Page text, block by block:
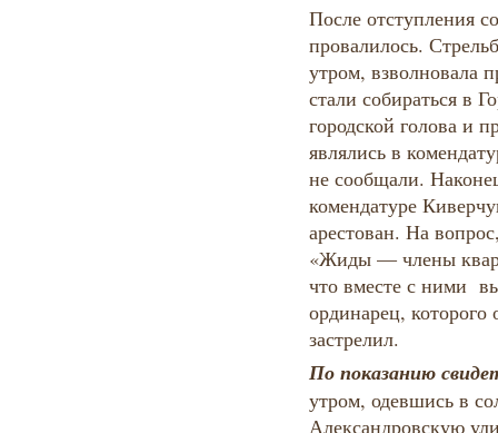
После отступления
провалилось.
утром, взволновала
стали собираться в
городской голова и
являлись в
не сообщали.
комендатуре
арестован. На
«Жиды — члены
что вместе с ними
ординарец, которого
застрелил.
По показанию
утром, одевшись в
Александровскую